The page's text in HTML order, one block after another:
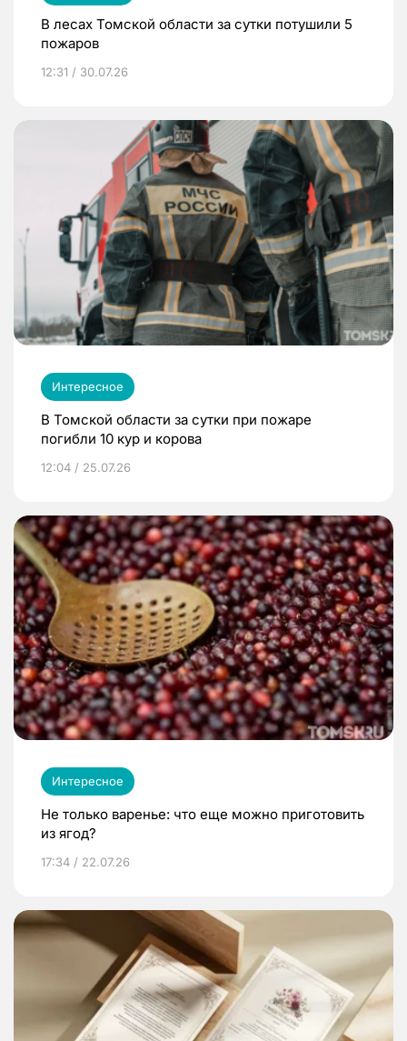
В лесах Томской области за сутки потушили 5
пожаров
12:31 / 30.07.26
Интересное
В Томской области за сутки при пожаре
погибли 10 кур и корова
12:04 / 25.07.26
Интересное
Не только варенье: что еще можно приготовить
из ягод?
17:34 / 22.07.26